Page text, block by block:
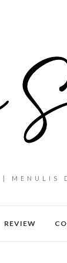
MENULIS
REVIEW